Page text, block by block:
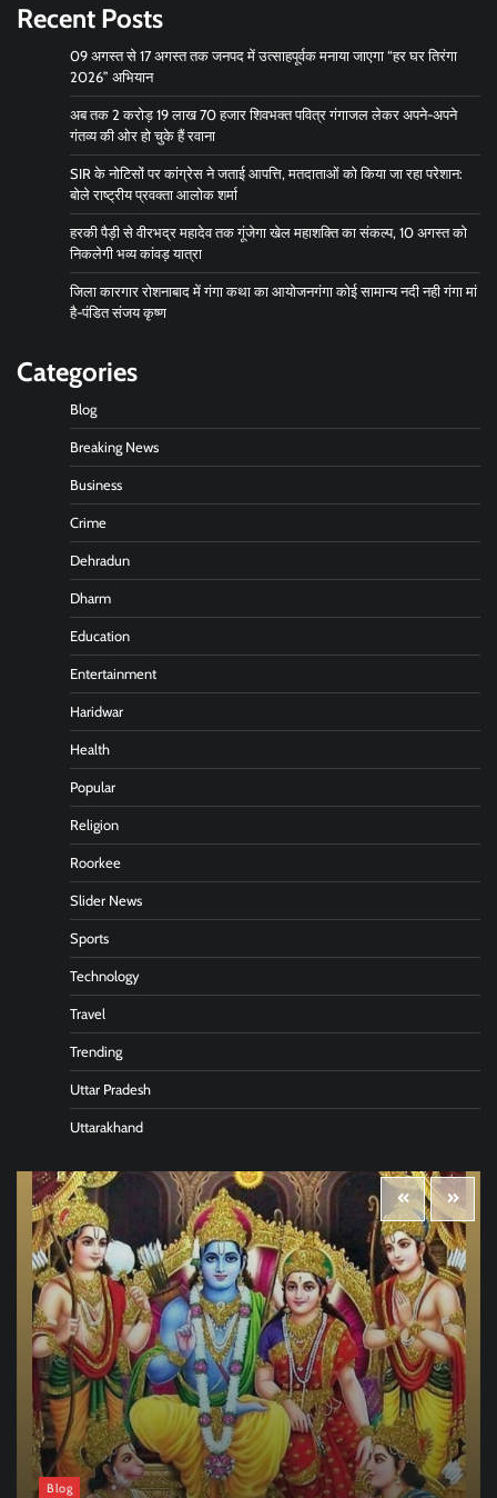
Recent Posts
09 अगस्त से 17 अगस्त तक जनपद में उत्साहपूर्वक मनाया जाएगा “हर घर तिरंगा
2026” अभियान
अब तक 2 करोड़ 19 लाख 70 हजार शिवभक्त पवित्र गंगाजल लेकर अपने-अपने
गंतव्य की ओर हो चुके हैं रवाना
SIR के नोटिसों पर कांग्रेस ने जताई आपत्ति, मतदाताओं को किया जा रहा परेशान:
बोले राष्ट्रीय प्रवक्ता आलोक शर्मा
हरकी पैड़ी से वीरभद्र महादेव तक गूंजेगा खेल महाशक्ति का संकल्प, 10 अगस्त को
निकलेगी भव्य कांवड़ यात्रा
जिला कारगार रोशनाबाद में गंगा कथा का आयोजनगंगा कोई सामान्य नदी नही गंगा मां
है-पंडित संजय कृष्ण
Categories
Blog
Breaking News
Business
Crime
Dehradun
Dharm
Education
Entertainment
Haridwar
Health
Popular
Religion
Roorkee
Slider News
Sports
Technology
Travel
Trending
Uttar Pradesh
Uttarakhand
Blog